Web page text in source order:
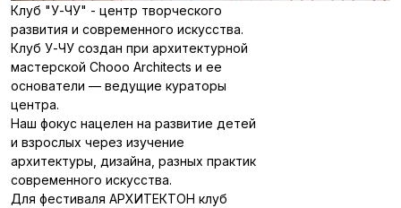
Клуб "У-ЧУ" - центр творческого
развития и современного искусства.
Клуб У-ЧУ создан при архитектурной
мастерской Chooo Architects и ее
основатели — ведущие кураторы
центра.
Наш фокус нацелен на развитие детей
и взрослых через изучение
архитектуры, дизайна, разных практик
современного искусства.
Для фестиваля АРХИТЕКТОН клуб